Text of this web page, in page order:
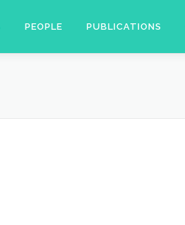
PEOPLE PUBLICATIONS